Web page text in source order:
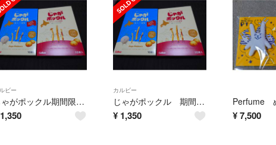
ビー
じゃがポックル期間限定ホタテ味×５塩味×５ 計１０袋の商品です✨
1,350
カルビー
じゃがポックル 期間限定ホタテ味×５塩味×５計１０袋の商品
¥ 1,350 ¥7,500